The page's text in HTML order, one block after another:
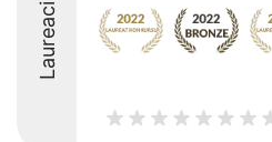
Laureaci